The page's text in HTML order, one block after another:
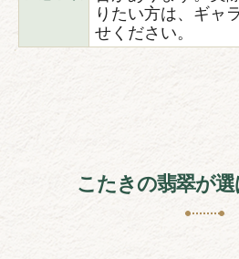
りたい方は、ギャ
せください。
こたきの翡翠が